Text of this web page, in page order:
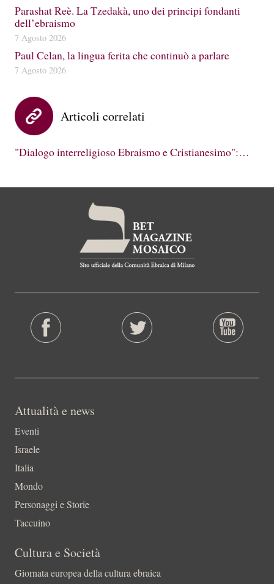
Parashat Reè. La Tzedakà, uno dei principi fondanti
dell’ebraismo
7 Agosto 2026
Paul Celan, la lingua ferita che continuò a parlare
7 Agosto 2026
Articoli correlati
"Dialogo interreligioso Ebraismo e Cristianesimo":…
Attualità e news
Eventi
Israele
Italia
Mondo
Personaggi e Storie
Taccuino
Cultura e Società
Giornata europea della cultura ebraica